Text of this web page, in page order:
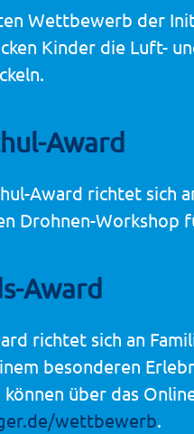
Wettbewerb der
Kinder die Luft-
Award
Award richtet sich
Drohnen-Workshop
Award
richtet sich an
besonderen
können über das
wettbewerb.